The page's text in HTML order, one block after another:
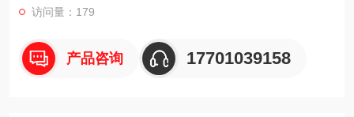
访问量：179
产品咨询 17701039158